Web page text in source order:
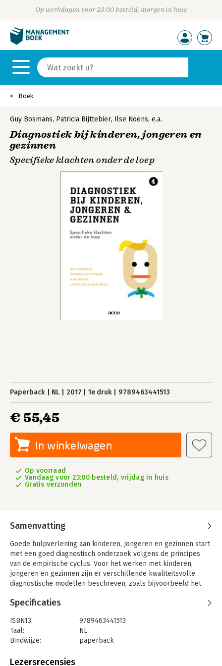
Op werkdagen voor 23:00 besteld, morgen in huis
Boek
Guy Bosmans, Patricia Bijttebier, Ilse Noens, e.a.
Diagnostiek bij kinderen, jongeren en
gezinnen
Specifieke klachten onder de loep
Paperback NL 2017 1e druk 9789463441513
€ 55,45
In winkelwagen
Op voorraad
Vandaag voor 23:00 besteld, vrijdag in huis
Gratis verzonden
Samenvatting
Goede hulpverlening aan kinderen, jongeren en gezinnen start
met een goed diagnostisch onderzoek volgens de principes
van de empirische cyclus. Voor het werken met kinderen,
jongeren en gezinnen zijn er verschillende kwaliteitsvolle
diagnostische modellen beschreven, zoals bijvoorbeeld het
Beukering of het model van de diagnostische cyclus zoals
Aarle.
Dit handboek vertrekt vanuit deze modellen om de clinicus
diagnostisch handelen inhoudelijk te sturen. Dit boek is het
Specificaties
ISBN13:
9789463441513
Taal:
NL
Bindwijze:
paperback
Uitgever:
Lezersrecensies